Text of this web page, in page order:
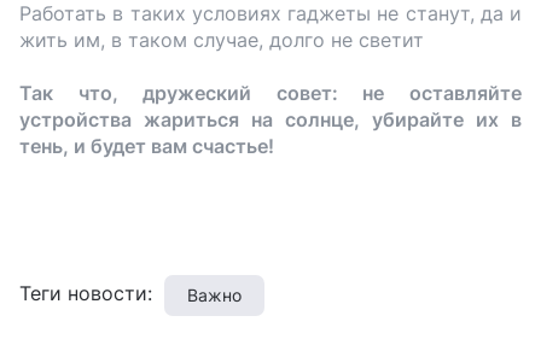
Работать в таких условиях гаджеты не станут, да и
жить им, в таком случае, долго не светит
Так что, дружеский совет: не оставляйте
устройства жариться на солнце, убирайте их в
тень, и будет вам счастье!
Теги новости: Важно